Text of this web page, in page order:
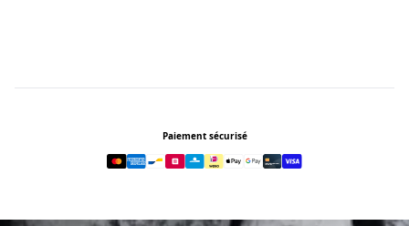
Paiement sécurisé